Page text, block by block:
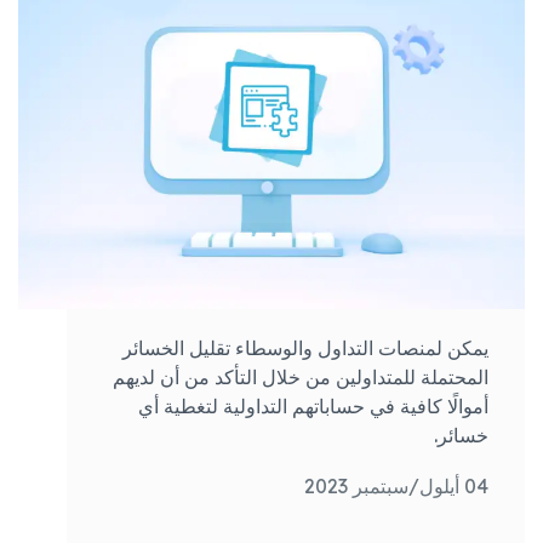
04 أيلول/سبتمبر 2023
يمكن لمنصات التداول والوسطاء تقليل الخسائر
المحتملة للمتداولين من خلال التأكد من أن لديهم
أموالًا كافية في حساباتهم التداولية لتغطية أي
خسائر.